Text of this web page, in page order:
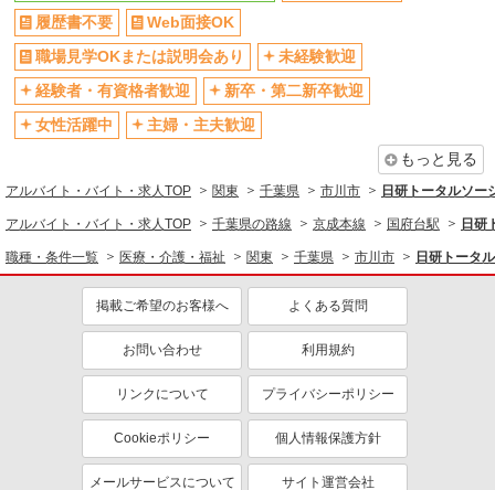
転勤なし
交通費支給
社会保険あり
社割・特典あり
研修制度あり
資格取得支援制度あり
医療・介護・福祉
看護師・保健師・看護助手・助産師
同じ特徴から求人を探す
ミドル（40代～）活躍中
週2～3日勤務OK
深夜
交通費支給
社会保険あり
履歴書不要
Web面接OK
職場見学OKまたは説明会あり
未経験歓迎
経験者・有資格者歓迎
新卒・第二新卒歓迎
女性活躍中
主婦・主夫歓迎
もっと見る
アルバイト・バイト・求人TOP 関東 千葉県 市川市 日研トータルソ
アルバイト・バイト・求人TOP 千葉県の路線 京成本線 国府台駅 日研
職種・条件一覧 医療・介護・福祉 関東 千葉県 市川市 日研トータ
掲載ご希望のお客様へ よくある質問
お問い合わせ 利用規約
リンクについて プライバシーポリシー
Cookieポリシー 個人情報保護方針
メールサービスについて サイト運営会社